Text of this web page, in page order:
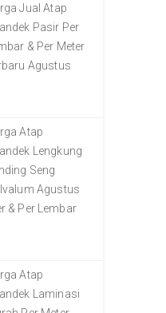
Jual Atap
Pasir Per
& Per Meter
Agustus
Atap
Lengkung
Seng
Agustus
& Per Lembar
Atap
Laminasi